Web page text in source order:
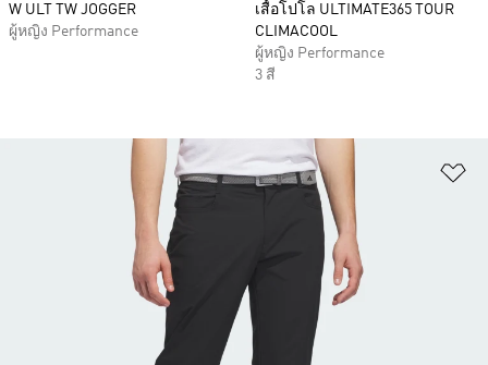
W ULT TW JOGGER
ผู้หญิง Performance
เสื้อโปโล ULTIMATE365 TOUR
CLIMACOOL
ผู้หญิง Performance
3 สี